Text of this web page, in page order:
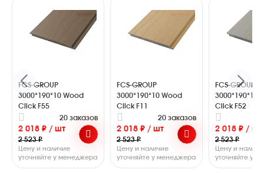
FCS-GROUP
3000*190*10 Wood
Click F55
20 заказов
2 018 ₽ / шт
2 523 ₽
Цену и наличие
уточняйте у менеджера
FCS-GROUP
3000*190*10 Wood
Click F11
20 заказов
2 018 ₽ / шт
2 523 ₽
Цену и наличие
уточняйте у менеджера
FCS-GROUP
3000*190*10
Click F52
2 018 ₽ / шт
2 523 ₽
Цену и
уточняйте у